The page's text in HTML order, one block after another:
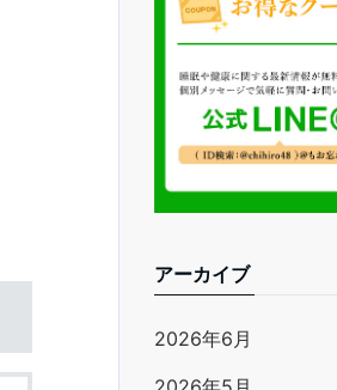
アーカイブ
2026年6月